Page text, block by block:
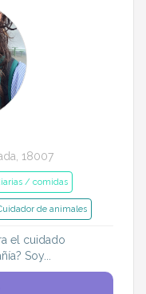
18007
/ comidas
de animales
el cuidado
Soy...